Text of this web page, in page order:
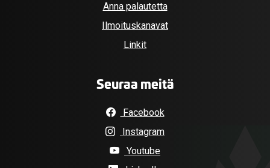
Anna palautetta
Ilmoituskanavat
Linkit
Seuraa meitä
Facebook
Instagram
Youtube